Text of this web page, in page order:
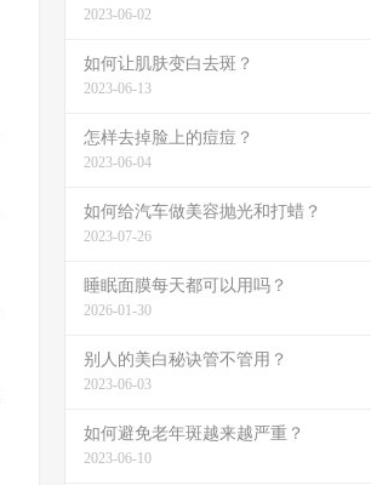
2023-06-02
如何让肌肤变白去斑？
2023-06-13
怎样去掉脸上的痘痘？
2023-06-04
如何给汽车做美容抛光和打蜡？
2023-07-26
睡眠面膜每天都可以用吗？
2026-01-30
别人的美白秘诀管不管用？
2023-06-03
如何避免老年斑越来越严重？
2023-06-10